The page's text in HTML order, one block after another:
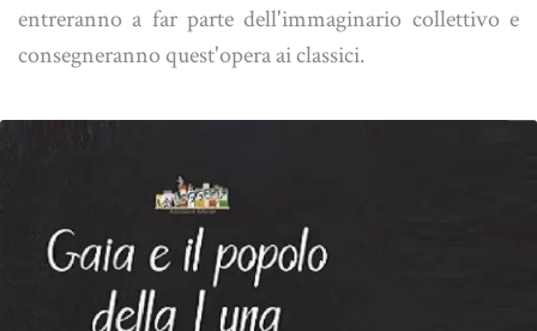
entreranno a far parte dell'immaginario collettivo e
consegneranno quest'opera ai classici.